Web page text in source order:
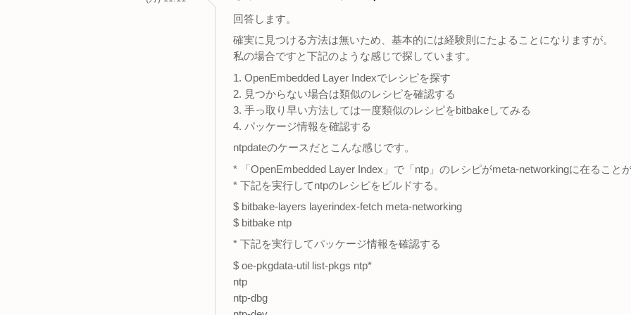
回答します。
確実に見つける方法は無いため、基本的には経験則にたよることになりますが。
私の場合ですと下記のような感じで探しています。
1. OpenEmbedded Layer Indexでレシピを探す
2. 見つからない場合は類似のレシピを確認する
3. 手っ取り早い方法しては一度類似のレシピをbitbakeしてみる
4. パッケージ情報を確認する
ntpdateのケースだとこんな感じです。
* 「OpenEmbedded Layer Index」で「ntp」のレシピがmeta-networkingに在ることが
* 下記を実行してntpのレシピをビルドする。
$ bitbake-layers layerindex-fetch meta-networking
$ bitbake ntp
* 下記を実行してパッケージ情報を確認する
$ oe-pkgdata-util list-pkgs ntp*
ntp
ntp-dbg